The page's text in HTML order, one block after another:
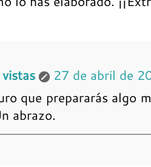
27 de abril de
que prepararás algo
abrazo.